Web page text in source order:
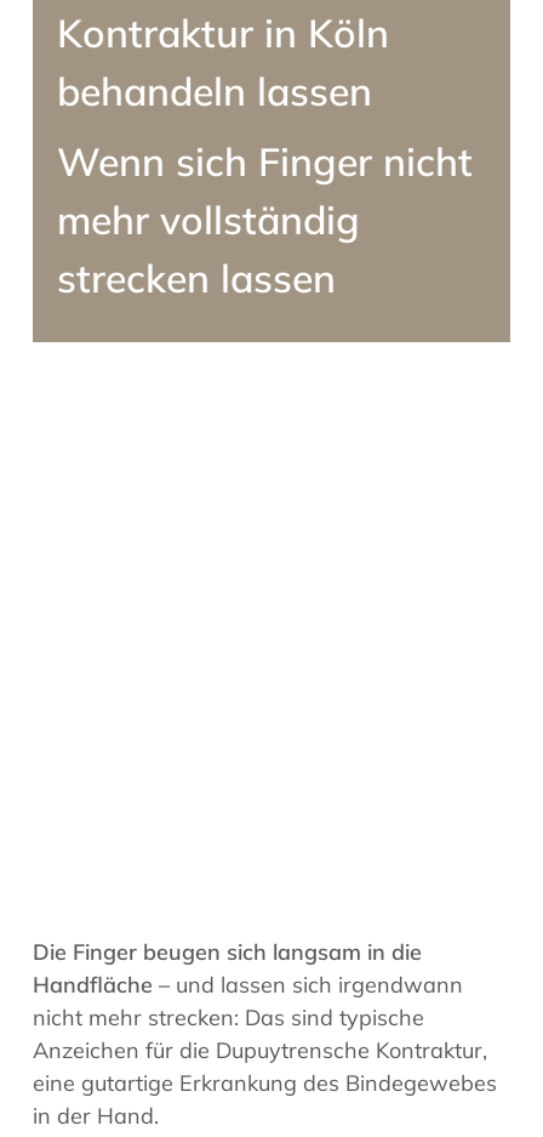
Kontraktur in Köln
behandeln lassen
Wenn sich Finger nicht
mehr vollständig
strecken lassen
Die Finger beugen sich langsam in die
Handfläche –und lassen sich irgendwann
nicht mehr strecken: Das sind typische
Anzeichen für die Dupuytrensche Kontraktur,
eine gutartige Erkrankung des Bindegewebes
in der Hand.